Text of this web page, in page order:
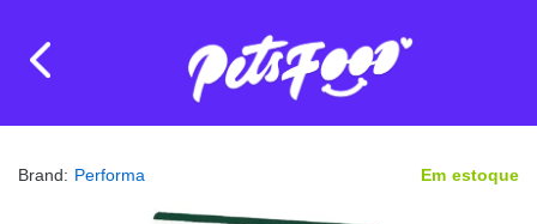
Brand: Performa Em estoque